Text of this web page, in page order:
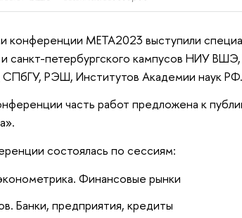
конференции META2023 выступили
и санкт-петербургского кампусов НИУ
РЭШ, Институтов Академии наук РФ.
часть работ предложена к
состоялась по сессиям:
Финансовые рынки
Банки, предприятия, кредиты